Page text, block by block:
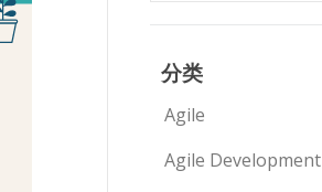
分类
Agile
Agile Development